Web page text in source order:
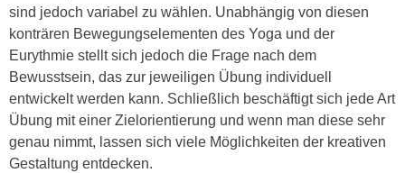
sind jedoch variabel zu wählen. Unabhängig von diesen
konträren Bewegungselementen des Yoga und der
Eurythmie stellt sich jedoch die Frage nach dem
Bewusstsein, das zur jeweiligen Übung individuell
entwickelt werden kann. Schließlich beschäftigt sich jede Art
Übung mit einer Zielorientierung und wenn man diese sehr
genau nimmt, lassen sich viele Möglichkeiten der kreativen
Gestaltung entdecken.